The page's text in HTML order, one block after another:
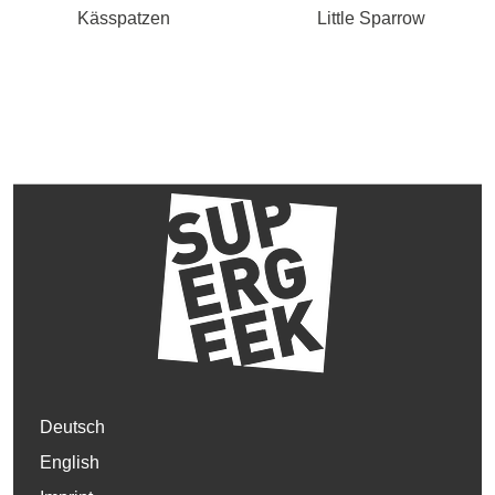
Kässpatzen Little Sparrow
Deutsch
English